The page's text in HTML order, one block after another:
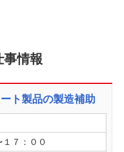
情報
ト製品の製造補助
１７：００